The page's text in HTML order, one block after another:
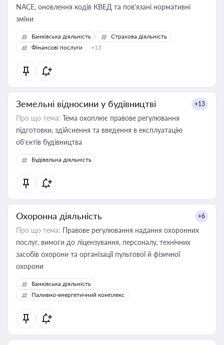
NACE, оновлення кодів КВЕД та пов'язані нормативні
зміни
Банківська діяльність
Страхова діяльність
Фінансові послуги
+13
Земельні відносини у будівництві +13
Про що тема: Тема охоплює правове регулювання
підготовки, здійснення та введення в експлуатацію
об’єктів будівництва
Будівельна діяльність
Охоронна діяльність +6
Про що тема: Правове регулювання надання охоронних
послуг, вимоги до ліцензування, персоналу, технічних
засобів охорони та організації пультової й фізичної
охорони
Банківська діяльність
Паливно-енергетичний комплекс